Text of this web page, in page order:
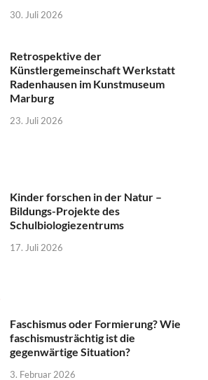
30. Juli 2026
Retrospektive der
Künstlergemeinschaft Werkstatt
Radenhausen im Kunstmuseum
Marburg
23. Juli 2026
Kinder forschen in der Natur –
Bildungs-Projekte des
Schulbiologiezentrums
17. Juli 2026
Faschismus oder Formierung? Wie
faschismusträchtig ist die
gegenwärtige Situation?
3. Februar 2026